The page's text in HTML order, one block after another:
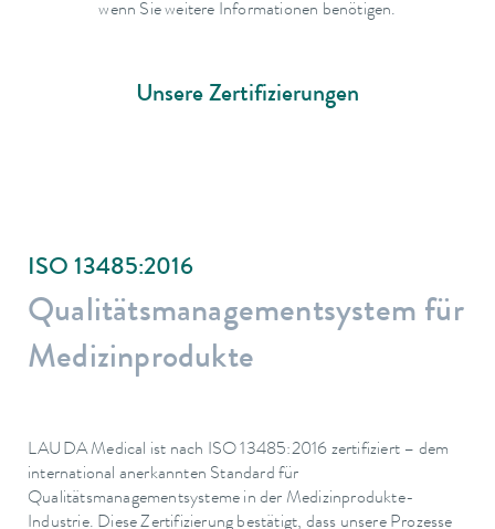
wenn Sie weitere Informationen benötigen.
Unsere Zertifizierungen
ISO 13485:2016
Qualitätsmanagementsystem für
Medizinprodukte
LAUDA Medical ist nach ISO 13485:2016 zertifiziert – dem
international anerkannten Standard für
Qualitätsmanagementsysteme in der Medizinprodukte-
Industrie. Diese Zertifizierung bestätigt, dass unsere Prozesse